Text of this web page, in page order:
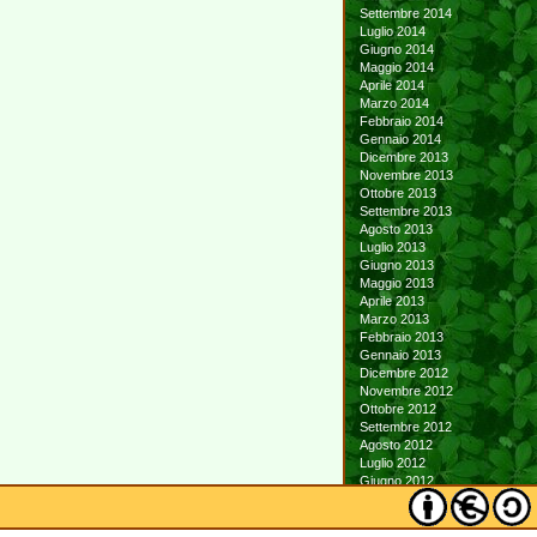
Settembre 2014
Luglio 2014
Giugno 2014
Maggio 2014
Aprile 2014
Marzo 2014
Febbraio 2014
Gennaio 2014
Dicembre 2013
Novembre 2013
Ottobre 2013
Settembre 2013
Agosto 2013
Luglio 2013
Giugno 2013
Maggio 2013
Aprile 2013
Marzo 2013
Febbraio 2013
Gennaio 2013
Dicembre 2012
Novembre 2012
Ottobre 2012
Settembre 2012
Agosto 2012
Luglio 2012
Giugno 2012
Maggio 2012
Aprile 2012